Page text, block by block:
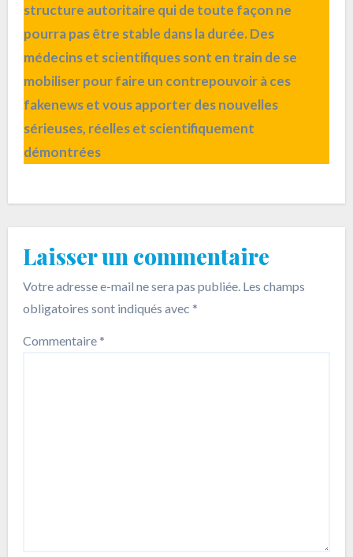
structure autoritaire qui de toute façon ne
pourra pas être stable dans la durée. Des
médecins et scientifiques sont en train de se
mobiliser pour faire un contrepouvoir à ces
fakenews et vous apporter des nouvelles
sérieuses, réelles et scientifiquement
démontrées
Laisser un commentaire
Votre adresse e-mail ne sera pas publiée. Les champs
obligatoires sont indiqués avec *
Commentaire*